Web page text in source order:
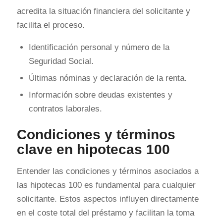
acredita la situación financiera del solicitante y
facilita el proceso.
Identificación personal y número de la
Seguridad Social.
Últimas nóminas y declaración de la renta.
Información sobre deudas existentes y
contratos laborales.
Condiciones y términos
clave en hipotecas 100
Entender las condiciones y términos asociados a
las hipotecas 100 es fundamental para cualquier
solicitante. Estos aspectos influyen directamente
en el coste total del préstamo y facilitan la toma